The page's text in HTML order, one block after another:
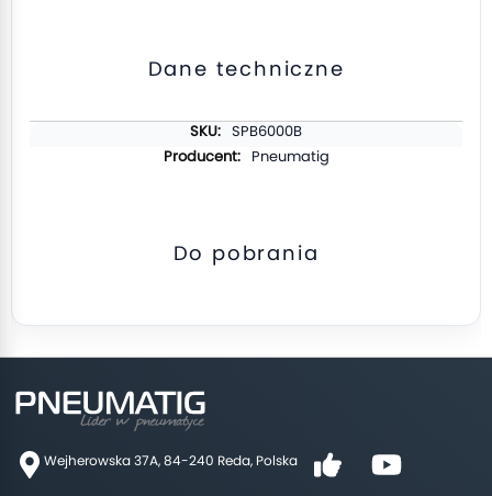
Dane techniczne
SPB6000B
Pneumatig
Do pobrania
Wejherowska 37A, 84-240 Reda, Polska